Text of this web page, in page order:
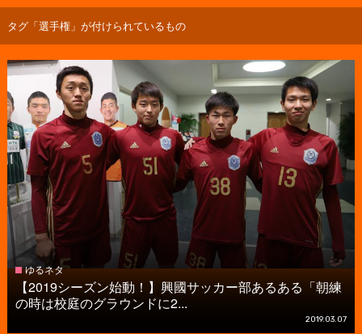
タグ「選手権」が付けられているもの
ゆるネタ
【2019シーズン始動！】興國サッカー部あるある「朝練
の時は校庭のグラウンドに2...
2019.03.07